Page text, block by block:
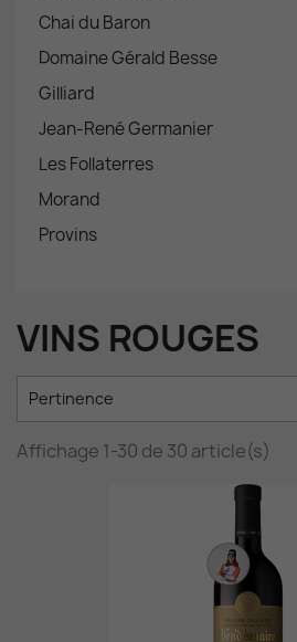
Chai du Baron
Domaine Gérald Besse
Gilliard
Jean-René Germanier
Les Follaterres
Morand
Provins
VINS ROUGES
Pertinence
Affichage 1-30 de 30 article(s)